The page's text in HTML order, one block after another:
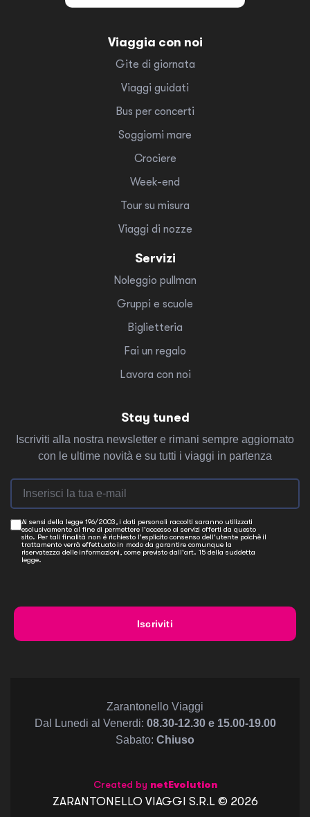
Viaggia con noi
Gite di giornata
Viaggi guidati
Bus per concerti
Soggiorni mare
Crociere
Week-end
Tour su misura
Viaggi di nozze
Servizi
Noleggio pullman
Gruppi e scuole
Biglietteria
Fai un regalo
Lavora con noi
Stay tuned
Iscriviti alla nostra newsletter e rimani sempre aggiornato
con le ultime novità e su tutti i viaggi in partenza
Ai sensi della legge 196/2003, i dati personali raccolti saranno utilizzati
esclusivamente al fine di permettere l'accesso ai servizi offerti da questo
sito. Per tali finalità non è richiesto l'esplicito consenso dell'utente poichè il
trattamento verrà effettuato in modo da garantire comunque la
riservatezza delle informazioni, come previsto dall'art. 15 della suddetta
legge.
Iscriviti
Zarantonello Viaggi
Dal Lunedi al Venerdi: 08.30-12.30 e 15.00-19.00
Sabato: Chiuso
Created by netEvolution
ZARANTONELLO VIAGGI S.R.L © 2026